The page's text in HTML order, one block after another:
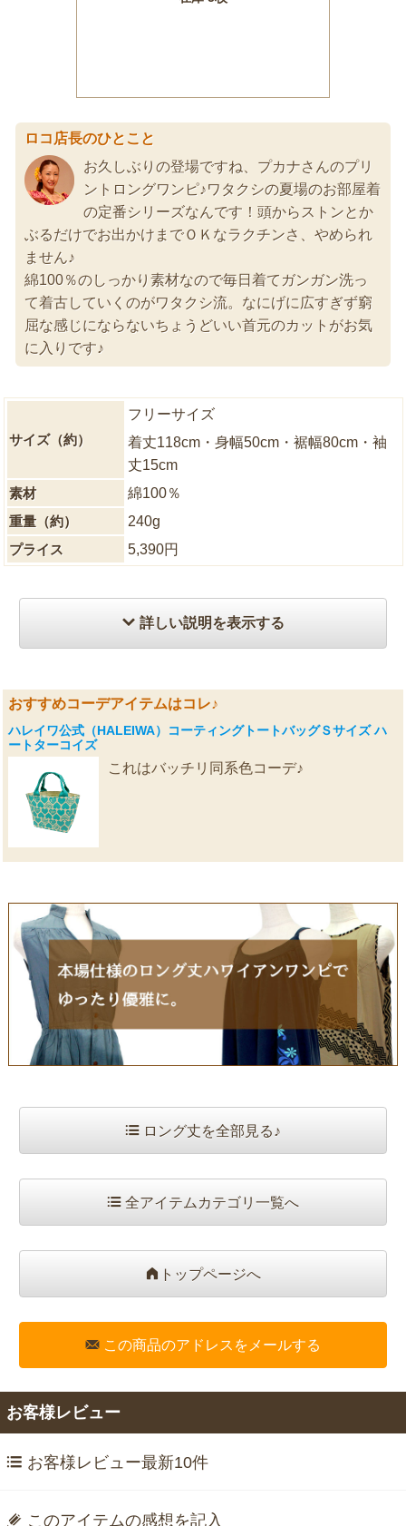
ロコ店長のひとこと
お久しぶりの登場ですね、プカナさんのプリ
ントロングワンピ♪ワタクシの夏場のお部屋着
の定番シリーズなんです！頭からストンとか
ぶるだけでお出かけまでＯＫなラクチンさ、やめられ
ません♪
綿100％のしっかり素材なので毎日着てガンガン洗っ
て着古していくのがワタクシ流。なにげに広すぎず窮
屈な感じにならないちょうどいい首元のカットがお気
に入りです♪
サイズ（約）
フリーサイズ
着丈118cm・身幅50cm・裾幅80cm・袖
丈15cm
素材
綿100％
重量（約）
240g
プライス
5,390円
詳しい説明を表示する
おすすめコーデアイテムはコレ♪
ハレイワ公式（HALEIWA）コーティングトートバッグＳサイズ ハ
ートターコイズ
これはバッチリ同系色コーデ♪
ロング丈を全部見る♪
全アイテムカテゴリ一覧へ
トップページへ
この商品のアドレスをメールする
お客様レビュー
お客様レビュー最新10件
このアイテムの感想を記入